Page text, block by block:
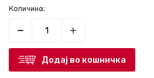
Количина:
Додај во кошничка